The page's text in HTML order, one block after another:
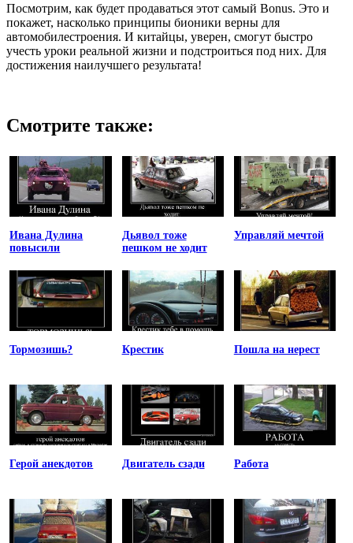
Посмотрим, как будет продаваться этот самый Bonus. Это и
покажет, насколько принципы бионики верны для
автомобилестроения. И китайцы, уверен, смогут быстро
учесть уроки реальной жизни и подстроиться под них. Для
достижения наилучшего результата!
Смотрите также:
Ивана Дулина
повысили
Дьявол тоже
пешком не ходит
Управляй мечтой
Тормозишь? Крестик Пошла на нерест
Герой анекдотов Двигатель сзади Работа